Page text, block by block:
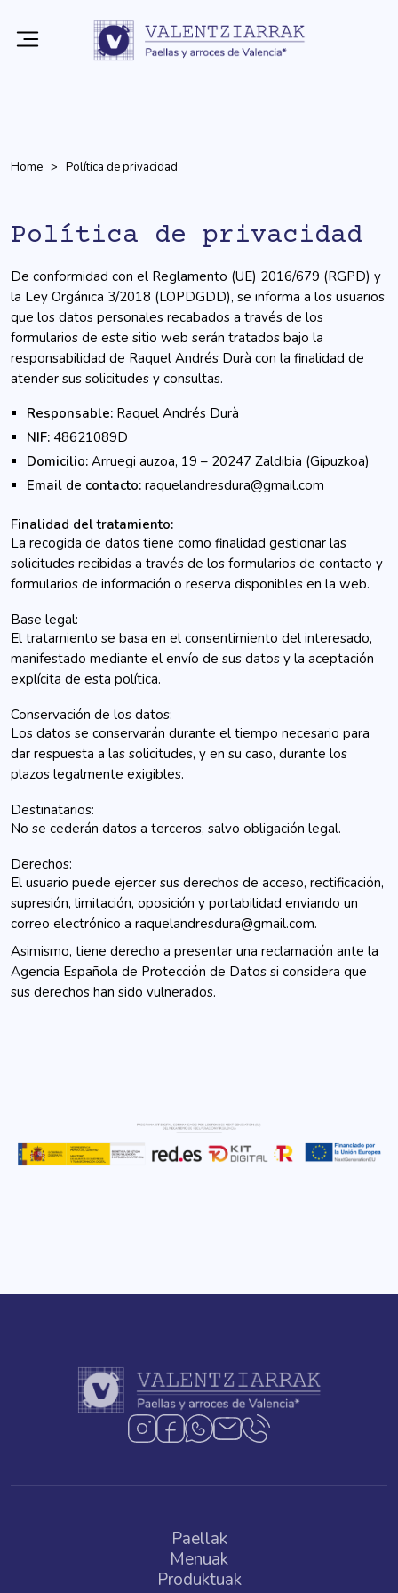
Home Política de privacidad
Política de privacidad
De conformidad con el Reglamento (UE) 2016/679 (RGPD) y
la Ley Orgánica 3/2018 (LOPDGDD), se informa a los usuarios
que los datos personales recabados a través de los
formularios de este sitio web serán tratados bajo la
responsabilidad de Raquel Andrés Durà con la finalidad de
atender sus solicitudes y consultas.
Responsable: Raquel Andrés Durà
NIF: 48621089D
Domicilio: Arruegi auzoa, 19 – 20247 Zaldibia (Gipuzkoa)
Email de contacto: raquelandresdura@gmail.com
Finalidad del tratamiento:
La recogida de datos tiene como finalidad gestionar las
solicitudes recibidas a través de los formularios de contacto y
formularios de información o reserva disponibles en la web.
Base legal:
El tratamiento se basa en el consentimiento del interesado,
manifestado mediante el envío de sus datos y la aceptación
explícita de esta política.
Conservación de los datos:
Los datos se conservarán durante el tiempo necesario para
dar respuesta a las solicitudes, y en su caso, durante los
plazos legalmente exigibles.
Destinatarios:
No se cederán datos a terceros, salvo obligación legal.
Derechos:
El usuario puede ejercer sus derechos de acceso, rectificación,
supresión, limitación, oposición y portabilidad enviando un
correo electrónico a raquelandresdura@gmail.com.
Asimismo, tiene derecho a presentar una reclamación ante la
Agencia Española de Protección de Datos si considera que
sus derechos han sido vulnerados.
Paellak
Menuak
Produktuak